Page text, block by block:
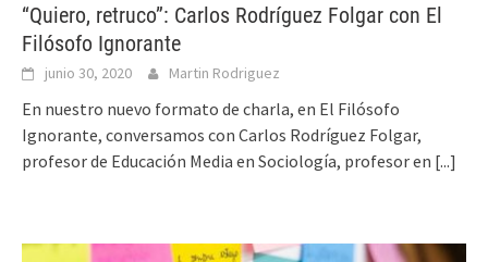
“Quiero, retruco”: Carlos Rodríguez Folgar con El
Filósofo Ignorante
junio 30, 2020 Martin Rodriguez
En nuestro nuevo formato de charla, en El Filósofo
Ignorante, conversamos con Carlos Rodríguez Folgar,
profesor de Educación Media en Sociología, profesor en [...]